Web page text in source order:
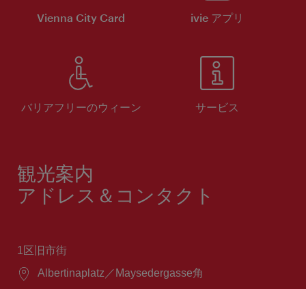
Vienna City Card ivie アプリ
バリアフリーのウィーン サービス
観光案内
アドレス＆コンタクト
1区旧市街
場
Albertinaplatz／Maysedergasse角